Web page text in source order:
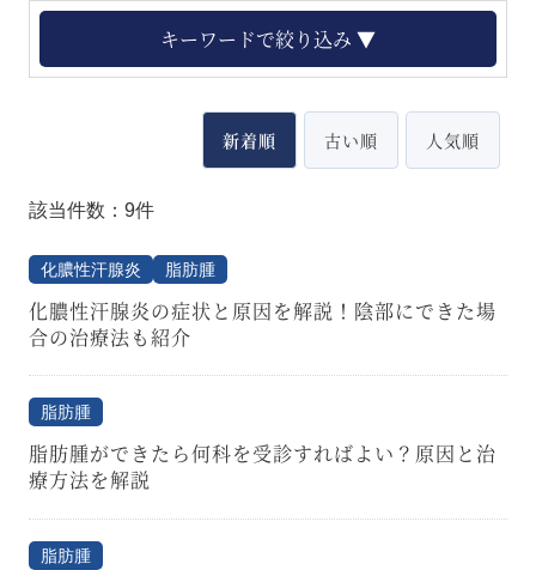
キーワードで絞り込み ▼
新着順 古い順 人気順
該当件数：9件
化膿性汗腺炎 脂肪腫
化膿性汗腺炎の症状と原因を解説！陰部にできた場
合の治療法も紹介
脂肪腫
脂肪腫ができたら何科を受診すればよい？原因と治
療方法を解説
脂肪腫